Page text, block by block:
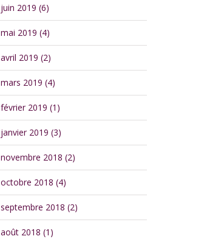
juin 2019 (6)
mai 2019 (4)
avril 2019 (2)
mars 2019 (4)
février 2019 (1)
janvier 2019 (3)
novembre 2018 (2)
octobre 2018 (4)
septembre 2018 (2)
août 2018 (1)